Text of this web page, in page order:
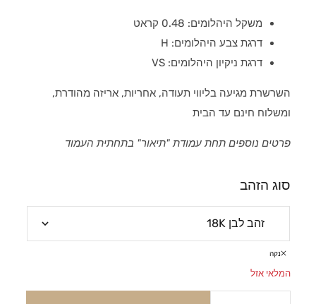
משקל היהלומים: 0.48 קראט
דרגת צבע היהלומים: H
דרגת ניקיון היהלומים: VS
השרשרת מגיעה בליווי תעודה, אחריות, אריזה מהודרת,
ומשלוח חינם עד הבית
פרטים נוספים תחת עמודת "תיאור" בתחתית העמוד
סוג הזהב
נקה
המלאי אזל